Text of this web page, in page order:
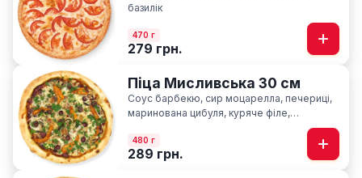
базилік
470 г
279 грн.
Піца Мисливська 30 см
Соус барбекю, сир моцарелла, печериці,
маринована цибуля, куряче філе,
мисливські ковбаски, ароматна петрушка
480 г
289 грн.